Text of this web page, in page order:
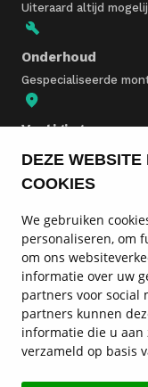
DEZE
COOKIES
We gebruiken
personaliseren, om
om ons
informatie over uw
partners voor social
partners kunnen
informatie die u aan
verzameld op basis
Uiteraard altijd
Onderhoud
Gespecialiseerde
Vestigingen
In heel Nederland
Lynk & Co modellen
Lynk & Co onderhoud
Service en contact
Lynk & Co vestigingen